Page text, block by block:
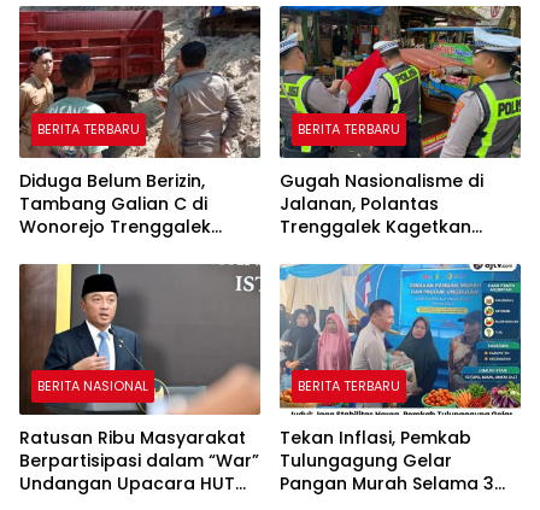
Pelatihan AI
BERITA TERBARU
Diduga Belum Berizin,
Tambang Galian C di
Wonorejo Trenggalek
BERITA TERBARU
Gugah Nasionalisme di
Jalanan, Polantas
Trenggalek Kagetkan
BERITA NASIONAL
Ratusan Ribu Masyarakat
Berpartisipasi dalam “War”
Undangan Upacara HUT
BERITA TERBARU
Tekan Inflasi, Pemkab
Tulungagung Gelar
Pangan Murah Selama 3